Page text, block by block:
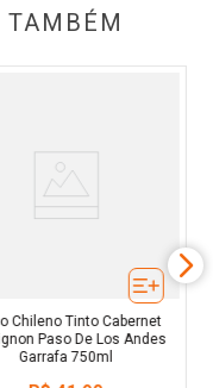
TAMBÉM
Chileno Tinto Cabernet
Paso De Los Andes
Garrafa 750ml